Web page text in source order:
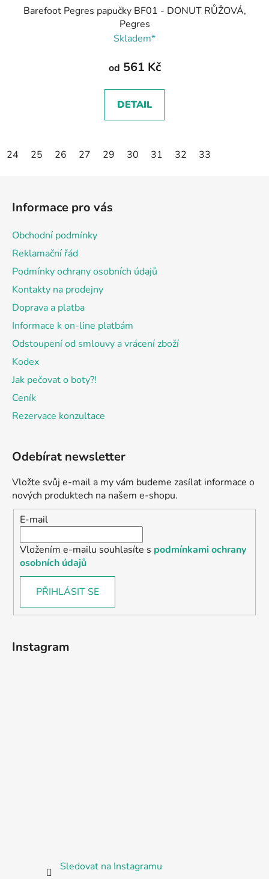
Barefoot Pegres papučky BF01 - DONUT RŮŽOVÁ,
Pegres
Skladem*
od 561 Kč
DETAIL
24 25 26 27 29 30 31 32 33
Informace pro vás
Obchodní podmínky
Reklamační řád
Podmínky ochrany osobních údajů
Kontakty na prodejny
Doprava a platba
Informace k on-line platbám
Odstoupení od smlouvy a vrácení zboží
Kodex
Jak pečovat o boty?!
Ceník
Rezervace konzultace
Odebírat newsletter
Vložte svůj e-mail a my vám budeme zasílat informace o
nových produktech na našem e-shopu.
E-mail
Vložením e-mailu souhlasíte s podmínkami ochrany
osobních údajů
PŘIHLÁSIT SE
Instagram
Sledovat na Instagramu